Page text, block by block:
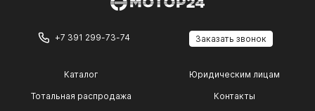
+7 391 299-73-74 Заказать звонок
Каталог
Тотальная распродажа
Юридическим лицам
Контакты